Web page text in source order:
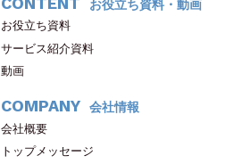
お役立ち資料・動画
お役立ち資料
サービス紹介資料
動画
COMPANY 会社情報
会社概要
トップメッセージ